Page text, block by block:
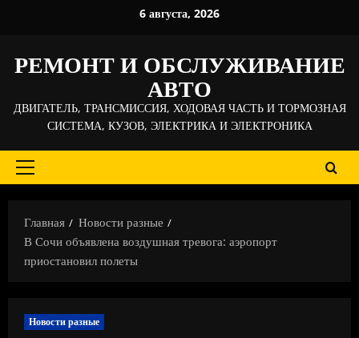
6 августа, 2026
РЕМОНТ И ОБСЛУЖИВАНИЕ
АВТО
ДВИГАТЕЛЬ, ТРАНСМИССИЯ, ХОДОВАЯ ЧАСТЬ И ТОРМОЗНАЯ
СИСТЕМА, КУЗОВ, ЭЛЕКТРИКА И ЭЛЕКТРОНИКА
Основное
Главная
Новости разные
В Сочи объявлена воздушная тревога: аэропорт
приостановил полеты
Новости разные